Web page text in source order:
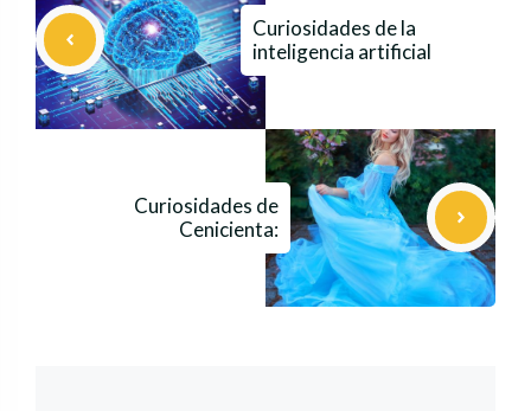
Curiosidades de la
inteligencia artificial
Curiosidades de
Cenicienta: